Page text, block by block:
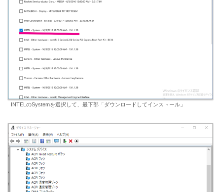
INTELのSystemを選択して、最下部「ダウンロードしてインストール」